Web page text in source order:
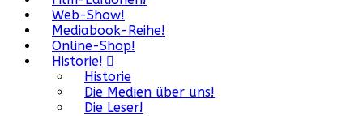
Web-Show!
Mediabook-Reihe!
Online-Shop!
Historie!
Historie
Die Medien über uns!
Die Leser!